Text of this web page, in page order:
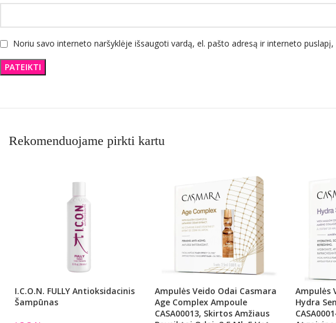
Noriu savo interneto naršyklėje išsaugoti vardą, el. pašto adresą ir interneto
Rekomenduojame pirkti kartu
I.C.O.N. FULLY Antioksidacinis
Šampūnas
Ampulės Veido Odai Casmara
Age Complex Ampoule
CASA00013, Skirtos Amžiaus
Ampulės
Hydra